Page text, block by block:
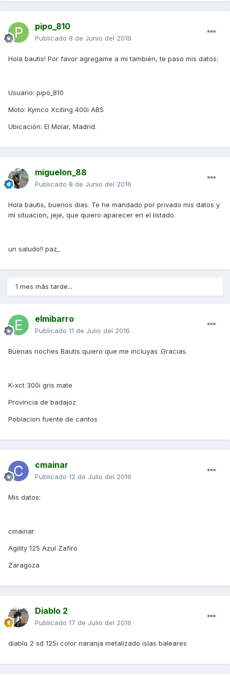
pipo_810
Publicado 8 de Junio del 2016
Hola bautis! Por favor agregame a mi también, te paso mis datos:
Usuario: pipo_810
Moto: Kymco Xciting 400i ABS
Ubicación: El Molar, Madrid.
miguelon_88
Publicado 8 de Junio del 2016
Hola bautis, buenos dias. Te he mandado por privado mis datos y
mi situacion, jeje, que quiero aparecer en el listado.
un saludo!! paz_
1 mes más tarde...
elmibarro
Publicado 11 de Julio del 2016
Buenas noches Bautis quiero que me incluyas .Gracias.
K-xct 300i gris mate
Provincia de badajoz
Poblacion fuente de cantos
cmainar
Publicado 12 de Julio del 2016
Mis datos:
cmainar
Agility 125 Azul Zafiro
Zaragoza
Diablo 2
Publicado 17 de Julio del 2016
diablo 2 sd 125i color naranja metalizado islas baleares